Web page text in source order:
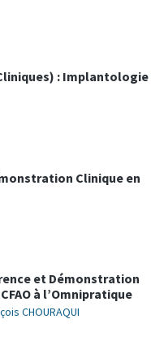
: Implantologie
Clinique en
et Démonstration
à l’Omnipratique
CHOURAQUI